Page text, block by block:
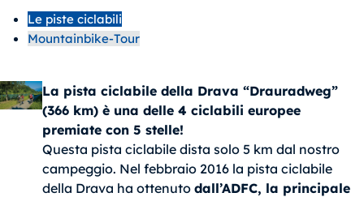
Le piste ciclabili
Mountainbike-Tour
La pista ciclabile della Drava “Drauradweg”
(366 km) è una delle 4 ciclabili europee
premiate con 5 stelle!
Questa pista ciclabile dista solo 5 km dal nostro
campeggio. Nel febbraio 2016 la pista ciclabile
della Drava ha ottenutodall’ADFC, la principale